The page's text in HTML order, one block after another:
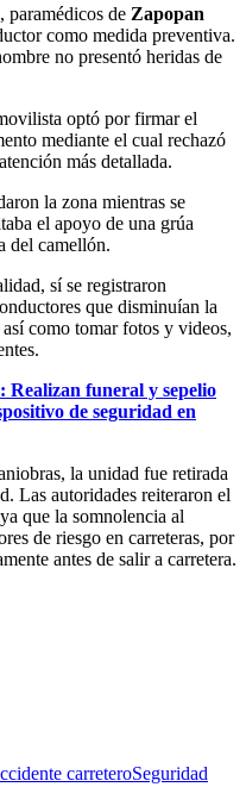
paramédicos de Zapopan
como medida preventiva.
no presentó heridas de
optó por firmar el
mediante el cual rechazó
más detallada.
la zona mientras se
el apoyo de una grúa
del camellón.
sí se registraron
que disminuían la
como tomar fotos y videos,
Realizan funeral y sepelio
de seguridad en
la unidad fue retirada
Las autoridades reiteraron el
que la somnolencia al
de riesgo en carreteras, por
antes de salir a carretera.
carreteroSeguridad